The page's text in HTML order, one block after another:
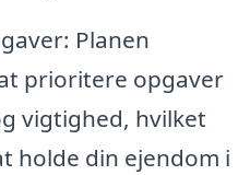
Planen
prioritere opgaver
vigtighed, hvilket
holde din ejendom i